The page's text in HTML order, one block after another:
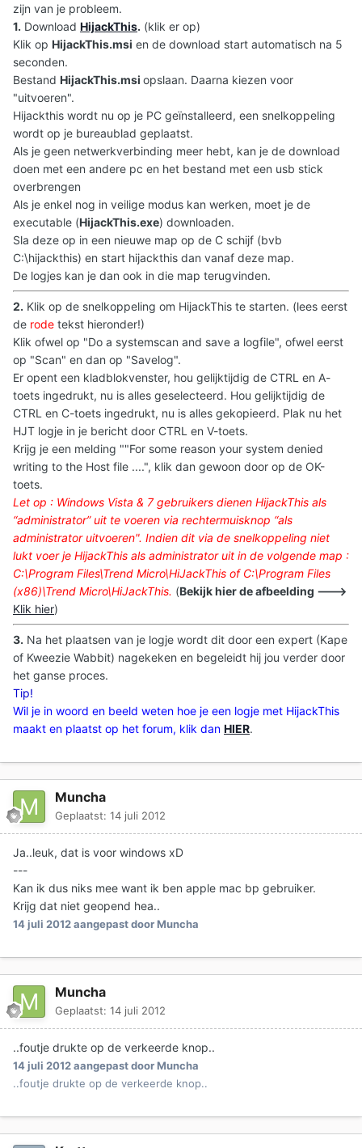
zijn van je probleem.
1. Download HijackThis. (klik er op)
Klik op HijackThis.msi en de download start automatisch na 5
seconden.
Bestand HijackThis.msi opslaan. Daarna kiezen voor
"uitvoeren".
Hijackthis wordt nu op je PC geïnstalleerd, een snelkoppeling
wordt op je bureaublad geplaatst.
Als je geen netwerkverbinding meer hebt, kan je de download
doen met een andere pc en het bestand met een usb stick
overbrengen
Als je enkel nog in veilige modus kan werken, moet je de
executable (HijackThis.exe) downloaden.
Sla deze op in een nieuwe map op de C schijf (bvb
C:\hijackthis) en start hijackthis dan vanaf deze map.
De logjes kan je dan ook in die map terugvinden.
2. Klik op de snelkoppeling om HijackThis te starten. (lees eerst
de rode tekst hieronder!)
Klik ofwel op "Do a systemscan and save a logfile", ofwel eerst
op "Scan" en dan op "Savelog".
Er opent een kladblokvenster, hou gelijktijdig de CTRL en A-
toets ingedrukt, nu is alles geselecteerd. Hou gelijktijdig de
CTRL en C-toets ingedrukt, nu is alles gekopieerd. Plak nu het
HJT logje in je bericht door CTRL en V-toets.
Krijg je een melding ""For some reason your system denied
writing to the Host file ....", klik dan gewoon door op de OK-
toets.
Let op : Windows Vista & 7 gebruikers dienen HijackThis als
“administrator” uit te voeren via rechtermuisknop “als
administrator uitvoeren". Indien dit via de snelkoppeling niet
lukt voer je HijackThis als administrator uit in de volgende map :
C:\Program Files\Trend Micro\HiJackThis of C:\Program Files
(x86)\Trend Micro\HiJackThis. (Bekijk hier de afbeelding --->
Klik hier)
3. Na het plaatsen van je logje wordt dit door een expert (Kape
of Kweezie Wabbit) nagekeken en begeleidt hij jou verder door
het ganse proces.
Tip!
Wil je in woord en beeld weten hoe je een logje met HijackThis
maakt en plaatst op het forum, klik dan HIER.
Muncha
Geplaatst: 14 juli 2012
Ja..leuk, dat is voor windows xD
---
Kan ik dus niks mee want ik ben apple mac bp gebruiker.
Krijg dat niet geopend hea..
14 juli 2012aangepast door Muncha
Muncha
Geplaatst: 14 juli 2012
..foutje drukte op de verkeerde knop..
14 juli 2012aangepast door Muncha
..foutje drukte op de verkeerde knop..